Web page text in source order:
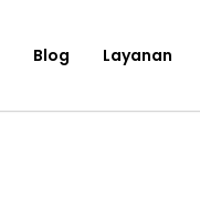
Blog Layanan